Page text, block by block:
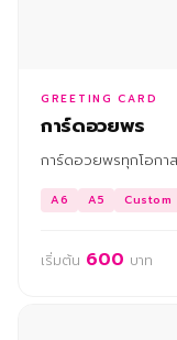
GREETING CARD
การ์ดอวยพร
การ์ดอวยพรทุกโอกา
A6 A5 Custom
เริ่มต้น 600 บาท